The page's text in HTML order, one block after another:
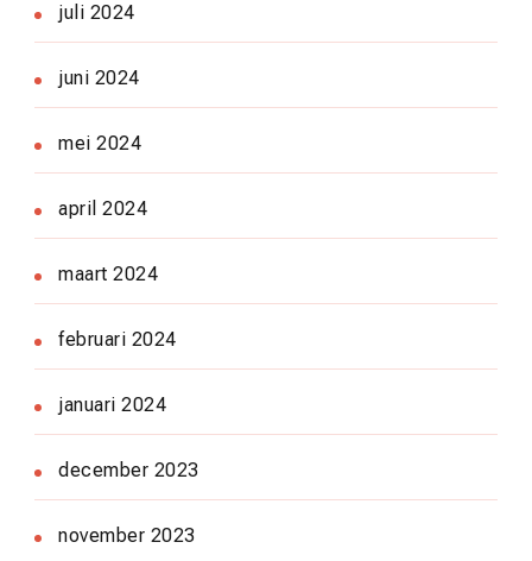
juli 2024
juni 2024
mei 2024
april 2024
maart 2024
februari 2024
januari 2024
december 2023
november 2023